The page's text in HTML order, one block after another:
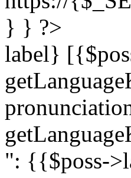
} } ?>
label}
": {{$poss-